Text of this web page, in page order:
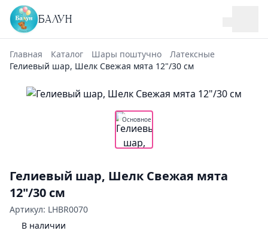
БАЛУН
Главная Каталог Шары поштучно
Латексные
Гелиевый шар, Шелк Свежая мята 12"/30 см
Основное
Гелиевый шар, Шелк Свежая мята
12"/30 см
Артикул: LHBR0070
В наличии